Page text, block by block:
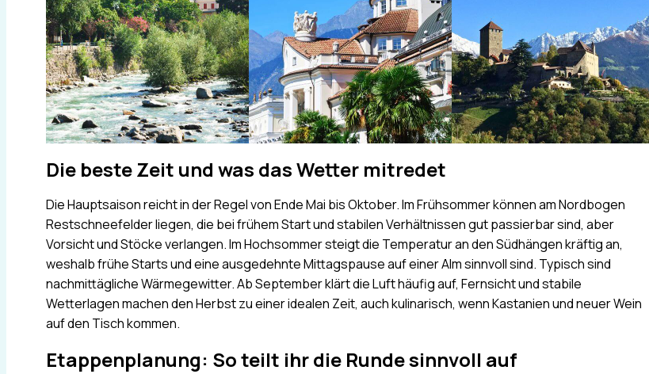
Die beste Zeit und was das Wetter mitredet
Die Hauptsaison reicht in der Regel von Ende Mai bis Oktober. Im Frühsommer können am Nordbogen
Restschneefelder liegen, die bei frühem Start und stabilen Verhältnissen gut passierbar sind, aber
Vorsicht und Stöcke verlangen. Im Hochsommer steigt die Temperatur an den Südhängen kräftig an,
weshalb frühe Starts und eine ausgedehnte Mittagspause auf einer Alm sinnvoll sind. Typisch sind
nachmittägliche Wärmegewitter. Ab September klärt die Luft häufig auf, Fernsicht und stabile
Wetterlagen machen den Herbst zu einer idealen Zeit, auch kulinarisch, wenn Kastanien und neuer Wein
auf den Tisch kommen.
Etappenplanung: So teilt ihr die Runde sinnvoll auf